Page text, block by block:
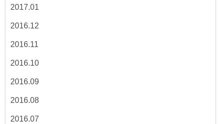
2017.01
2016.12
2016.11
2016.10
2016.09
2016.08
2016.07